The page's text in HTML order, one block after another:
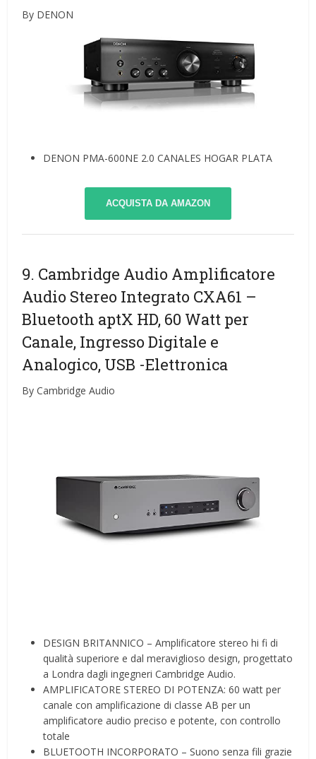
By DENON
DENON PMA-600NE 2.0 CANALES HOGAR PLATA
ACQUISTA DA AMAZON
9. Cambridge Audio Amplificatore
Audio Stereo Integrato CXA61 –
Bluetooth aptX HD, 60 Watt per
Canale, Ingresso Digitale e
Analogico, USB -Elettronica
By Cambridge Audio
DESIGN BRITANNICO – Amplificatore stereo hi fi di
qualità superiore e dal meraviglioso design, progettato
a Londra dagli ingegneri Cambridge Audio.
AMPLIFICATORE STEREO DI POTENZA: 60 watt per
canale con amplificazione di classe AB per un
amplificatore audio preciso e potente, con controllo
totale
BLUETOOTH INCORPORATO – Suono senza fili grazie